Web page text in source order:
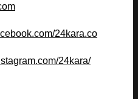
24kara.co
24kara/